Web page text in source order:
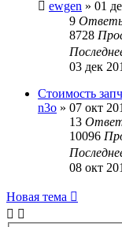
ewgen » 01
9
8728
03 дек
Стоимость
n3o » 07 окт
13
10096
08 окт
Новая тема